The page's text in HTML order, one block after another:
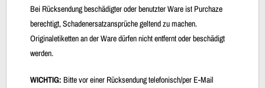
Bei Rücksendung beschädigter oder benutzter Ware ist Purchaze
berechtigt, Schadenersatzansprüche geltend zu machen.
Originaletiketten an der Ware dürfen nicht entfernt oder beschädigt
werden.
WICHTIG: Bitte vor einer Rücksendung telefonisch/per E-Mail